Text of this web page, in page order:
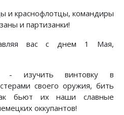
и краснофлотцы, командиры
и партизанки!
вас с днем 1 Мая,
- изучить винтовку в
своего оружия, бить
бьют их наши славные
оккупантов!